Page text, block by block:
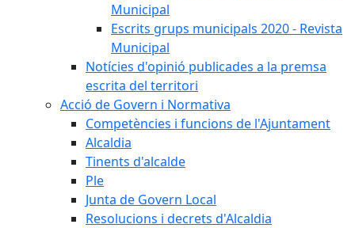
Municipal
Escrits grups municipals 2020 - Revista
Municipal
Notícies d'opinió publicades a la premsa
escrita del territori
Acció de Govern i Normativa
Competències i funcions de l'Ajuntament
Alcaldia
Tinents d'alcalde
Ple
Junta de Govern Local
Resolucions i decrets d'Alcaldia